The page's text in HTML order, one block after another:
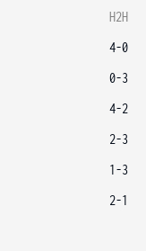
H2H
4-0
0-3
4-2
2-3
1-3
2-1